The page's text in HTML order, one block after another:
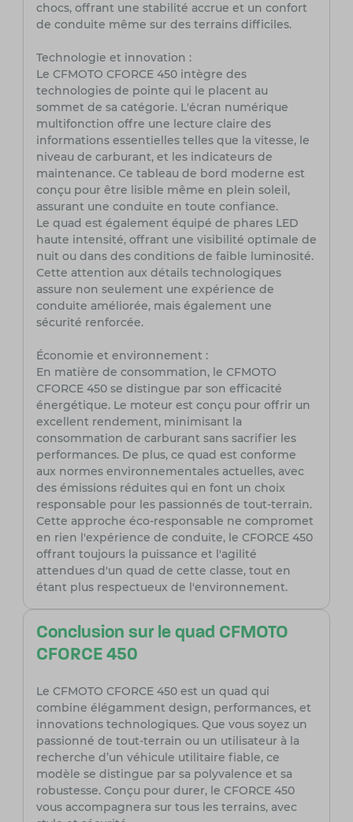
chocs, offrant une stabilité accrue et un confort
de conduite même sur des terrains difficiles.
Technologie et innovation :
Le CFMOTO CFORCE 450 intègre des
technologies de pointe qui le placent au
sommet de sa catégorie. L'écran numérique
multifonction offre une lecture claire des
informations essentielles telles que la vitesse, le
niveau de carburant, et les indicateurs de
maintenance. Ce tableau de bord moderne est
conçu pour être lisible même en plein soleil,
assurant une conduite en toute confiance.
Le quad est également équipé de phares LED
haute intensité, offrant une visibilité optimale de
nuit ou dans des conditions de faible luminosité.
Cette attention aux détails technologiques
assure non seulement une expérience de
conduite améliorée, mais également une
sécurité renforcée.
Économie et environnement :
En matière de consommation, le CFMOTO
CFORCE 450 se distingue par son efficacité
énergétique. Le moteur est conçu pour offrir un
excellent rendement, minimisant la
consommation de carburant sans sacrifier les
performances. De plus, ce quad est conforme
aux normes environnementales actuelles, avec
des émissions réduites qui en font un choix
responsable pour les passionnés de tout-terrain.
Cette approche éco-responsable ne compromet
en rien l'expérience de conduite, le CFORCE 450
offrant toujours la puissance et l'agilité
attendues d'un quad de cette classe, tout en
étant plus respectueux de l'environnement.
Conclusion sur le quad CFMOTO
CFORCE 450
Le CFMOTO CFORCE 450 est un quad qui
combine élégamment design, performances, et
innovations technologiques. Que vous soyez un
passionné de tout-terrain ou un utilisateur à la
recherche d’un véhicule utilitaire fiable, ce
modèle se distingue par sa polyvalence et sa
robustesse. Conçu pour durer, le CFORCE 450
vous accompagnera sur tous les terrains, avec